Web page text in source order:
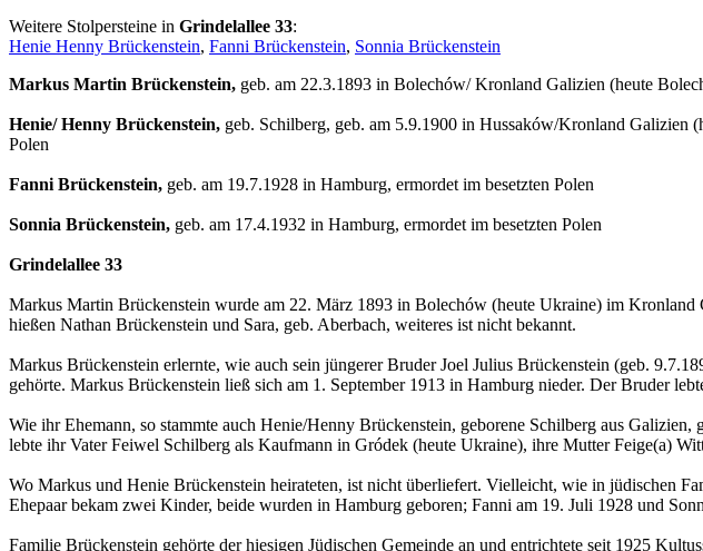
Weitere Stolpersteine in Grindelallee 33:
Henie Henny Brückenstein, Fanni Brückenstein, Sonnia Brückenstein
Markus Martin Brückenstein, geb. am 22.3.1893 in Bolechów/ Kronland Galizien (heute
Henie/ Henny Brückenstein, geb. Schilberg, geb. am 5.9.1900 in Hussaków/Kronland Galizien
Polen
Fanni Brückenstein, geb. am 19.7.1928 in Hamburg, ermordet im besetzten Polen
Sonnia Brückenstein, geb. am 17.4.1932 in Hamburg, ermordet im besetzten Polen
Grindelallee 33
Markus Martin Brückenstein wurde am 22. März 1893 in Bolechów (heute Ukraine) im
hießen Nathan Brückenstein und Sara, geb. Aberbach, weiteres ist nicht bekannt.
Markus Brückenstein erlernte, wie auch sein jüngerer Bruder Joel Julius Brückenstein (geb.
gehörte. Markus Brückenstein ließ sich am 1. September 1913 in Hamburg nieder. Der Bruder
Wie ihr Ehemann, so stammte auch Henie/Henny Brückenstein, geborene Schilberg aus
lebte ihr Vater Feiwel Schilberg als Kaufmann in Gródek (heute Ukraine), ihre Mutter Feige(a)
Wo Markus und Henie Brückenstein heirateten, ist nicht überliefert. Vielleicht, wie in jüdischen
Ehepaar bekam zwei Kinder, beide wurden in Hamburg geboren; Fanni am 19. Juli 1928 und
Familie Brückenstein gehörte der hiesigen Jüdischen Gemeinde an und entrichtete seit 1925